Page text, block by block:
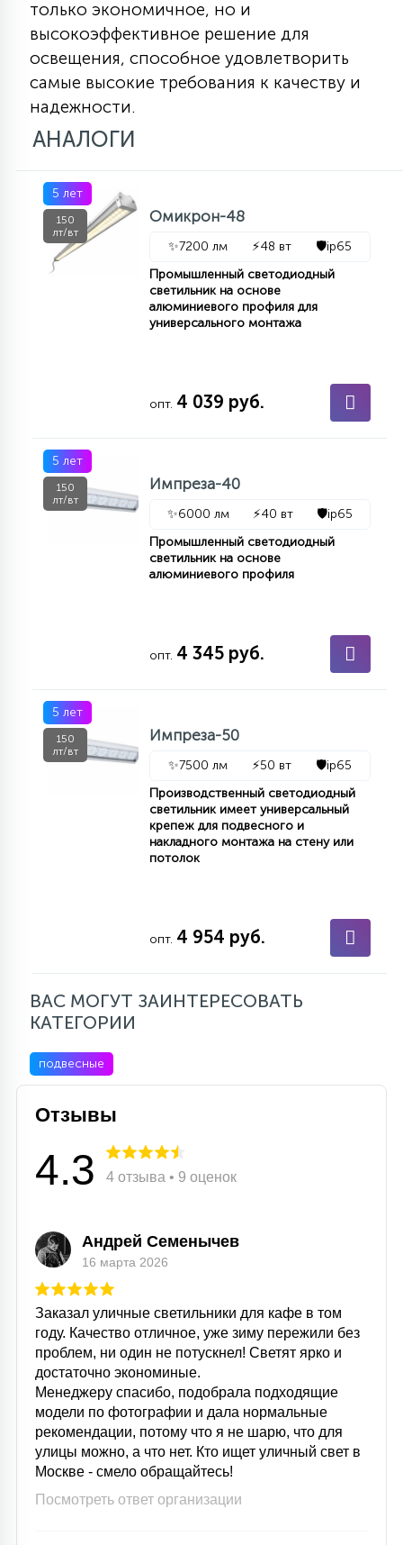
только экономичное, но и
высокоэффективное решение для
освещения, способное удовлетворить
самые высокие требования к качеству и
надежности.
АНАЛОГИ
5 лет
150
лт/вт
Омикрон-48
✨7200 лм ⚡48 вт 🛡️ip65
Промышленный светодиодный
светильник на основе
алюминиевого профиля для
универсального монтажа
опт. 4 039 руб.
5 лет
150
лт/вт
Импреза-40
✨6000 лм ⚡40 вт 🛡️ip65
Промышленный светодиодный
светильник на основе
алюминиевого профиля
опт. 4 345 руб.
5 лет
150
лт/вт
Импреза-50
✨7500 лм ⚡50 вт 🛡️ip65
Производственный светодиодный
светильник имеет универсальный
крепеж для подвесного и
накладного монтажа на стену или
потолок
опт. 4 954 руб.
ВАС МОГУТ ЗАИНТЕРЕСОВАТЬ
КАТЕГОРИИ
подвесные
Отзывы
4.3 4 отзыва • 9 оценок
Андрей Семенычев
16 марта 2026
Заказал уличные светильники для кафе в том
году. Качество отличное, уже зиму пережили без
проблем, ни один не потускнел! Светят ярко и
достаточно экономиные.
Менеджеру спасибо, подобрала подходящие
модели по фотографии и дала нормальные
рекомендации, потому что я не шарю, что для
улицы можно, а что нет. Кто ищет уличный свет в
Москве - смело обращайтесь!
Посмотреть ответ организации